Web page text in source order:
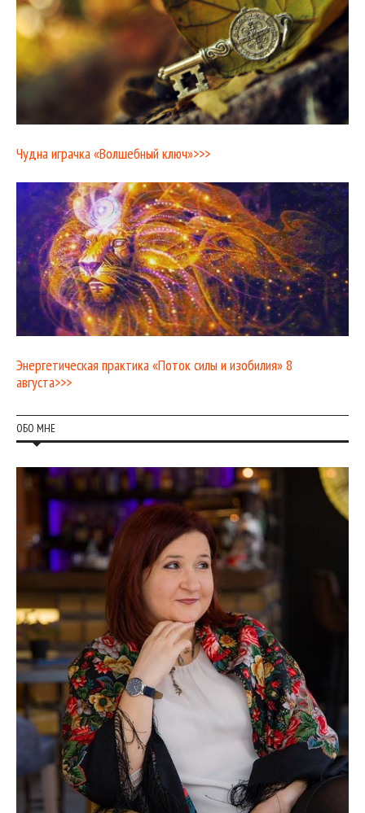
Чудна играчка «Волшебный ключ»>>>
Энергетическая практика «Поток силы и изобилия» 8
августа>>>
ОБО МНЕ